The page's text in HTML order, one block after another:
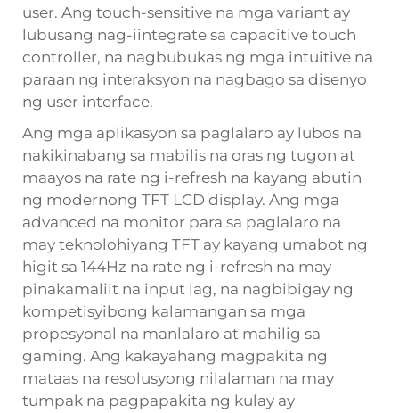
user. Ang touch-sensitive na mga variant ay
lubusang nag-iintegrate sa capacitive touch
controller, na nagbubukas ng mga intuitive na
paraan ng interaksyon na nagbago sa disenyo
ng user interface.
Ang mga aplikasyon sa paglalaro ay lubos na
nakikinabang sa mabilis na oras ng tugon at
maayos na rate ng i-refresh na kayang abutin
ng modernong TFT LCD display. Ang mga
advanced na monitor para sa paglalaro na
may teknolohiyang TFT ay kayang umabot ng
higit sa 144Hz na rate ng i-refresh na may
pinakamaliit na input lag, na nagbibigay ng
kompetisyibong kalamangan sa mga
propesyonal na manlalaro at mahilig sa
gaming. Ang kakayahang magpakita ng
mataas na resolusyong nilalaman na may
tumpak na pagpapakita ng kulay ay